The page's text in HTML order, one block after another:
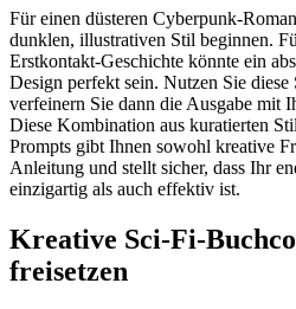
Für einen düsteren Cyberpunk-
dunklen, illustrativen Stil beginnen.
Erstkontakt-Geschichte könnte ein
Design perfekt sein. Nutzen Sie diese
verfeinern Sie dann die Ausgabe mit
Diese Kombination aus kuratierten
Prompts gibt Ihnen sowohl kreative
Anleitung und stellt sicher, dass Ihr
einzigartig als auch effektiv ist.
Kreative Sci-Fi-
freisetzen